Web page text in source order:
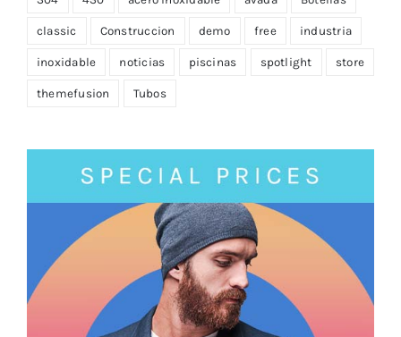
classic Construccion demo free industria
inoxidable noticias piscinas spotlight store
themefusion Tubos